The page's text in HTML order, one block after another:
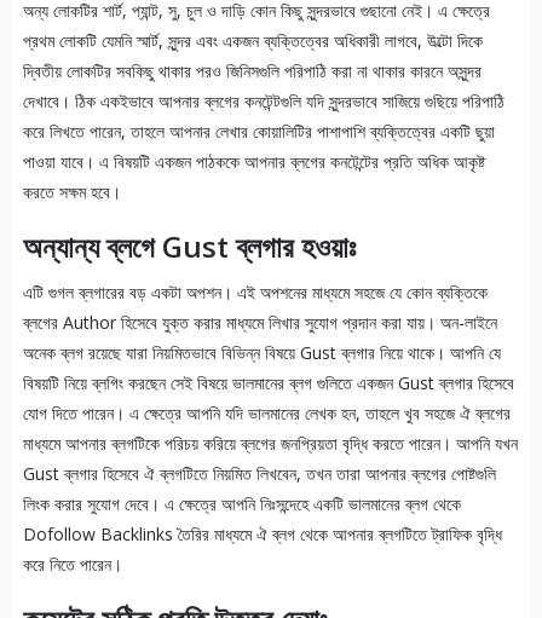
অন্য লোকটির শার্ট, প্যান্ট, সু, চুল ও দাড়ি কোন কিছু সুন্দরভাবে গুছানো নেই। এ ক্ষেত্রে
প্রথম লোকটি যেমনি স্মার্ট, সুন্দর এবং একজন ব্যক্তিত্বের অধিকারী লাগবে, উল্টো দিকে
দ্বিতীয় লোকটির সবকিছু থাকার পরও জিনিসগুলি পরিপাঠি করা না থাকার কারনে অসুন্দর
দেখাবে। ঠিক একইভাবে আপনার ব্লগের কনটেন্টগুলি যদি সুন্দরভাবে সাজিয়ে গুছিয়ে পরিপাঠি
করে লিখতে পারেন, তাহলে আপনার লেখার কোয়ালিটির পাশাপাশি ব্যক্তিত্বের একটি ছুয়া
পাওয়া যাবে। এ বিষয়টি একজন পাঠককে আপনার ব্লগের কনটেন্টের প্রতি অধিক আকৃষ্ট
করতে সক্ষম হবে।
অন্যান্য ব্লগে Gust ব্লগার হওয়াঃ
এটি গুগল ব্লগারের বড় একটা অপশন। এই অপশনের মাধ্যমে সহজে যে কোন ব্যক্তিকে
ব্লগের Author হিসেবে যুক্ত করার মাধ্যমে লিখার সুযোগ প্রদান করা যায়। অন-লাইনে
অনেক ব্লগ রয়েছে যারা নিয়মিতভাবে বিভিন্ন বিষয়ে Gust ব্লগার নিয়ে থাকে। আপনি যে
বিষয়টি নিয়ে ব্লগিং করছেন সেই বিষয়ে ভালমানের ব্লগ গুলিতে একজন Gust ব্লগার হিসেবে
যোগ দিতে পারেন। এ ক্ষেত্রে আপনি যদি ভালমানের লেখক হন, তাহলে খুব সহজে ঐ ব্লগের
মাধ্যমে আপনার ব্লগটিকে পরিচয় করিয়ে ব্লগের জনপ্রিয়তা বৃদ্ধি করতে পারেন। আপনি যখন
Gust ব্লগার হিসেবে ঐ ব্লগটিতে নিয়মিত লিখবেন, তখন তারা আপনার ব্লগের পোষ্টগুলি
লিংক করার সুযোগ দেবে। এ ক্ষেত্রে আপনি নিঃসন্দেহে একটি ভালমানের ব্লগ থেকে
Dofollow Backlinks তৈরির মাধ্যমে ঐ ব্লগ থেকে আপনার ব্লগটিতে ট্রাফিক বৃদ্ধি
করে নিতে পারেন।